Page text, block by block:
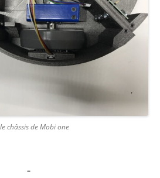
châssis de Mobi one
–